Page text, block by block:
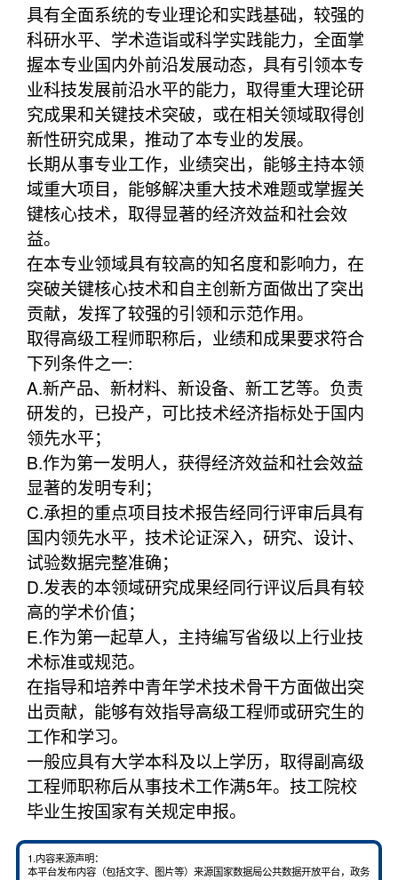
具有全面系统的专业理论和实践基础，较强的
科研水平、学术造诣或科学实践能力，全面掌
握本专业国内外前沿发展动态，具有引领本专
业科技发展前沿水平的能力，取得重大理论研
究成果和关键技术突破，或在相关领域取得创
新性研究成果，推动了本专业的发展。
长期从事专业工作，业绩突出，能够主持本领
域重大项目，能够解决重大技术难题或掌握关
键核心技术，取得显著的经济效益和社会效
益。
在本专业领域具有较高的知名度和影响力，在
突破关键核心技术和自主创新方面做出了突出
贡献，发挥了较强的引领和示范作用。
取得高级工程师职称后，业绩和成果要求符合
下列条件之一:
A.新产品、新材料、新设备、新工艺等。负责
研发的，已投产，可比技术经济指标处于国内
领先水平；
B.作为第一发明人，获得经济效益和社会效益
显著的发明专利；
C.承担的重点项目技术报告经同行评审后具有
国内领先水平，技术论证深入，研究、设计、
试验数据完整准确；
D.发表的本领域研究成果经同行评议后具有较
高的学术价值；
E.作为第一起草人，主持编写省级以上行业技
术标准或规范。
在指导和培养中青年学术技术骨干方面做出突
出贡献，能够有效指导高级工程师或研究生的
工作和学习。
一般应具有大学本科及以上学历，取得副高级
工程师职称后从事技术工作满5年。技工院校
毕业生按国家有关规定申报。
1.内容来源声明：
本平台发布内容（包括文字、图片等）来源国家数据局公共数据开放平台，政务